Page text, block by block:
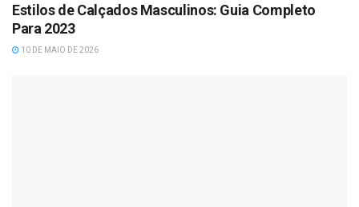
Estilos de Calçados Masculinos: Guia Completo
Para 2023
10 DE MAIO DE 2026